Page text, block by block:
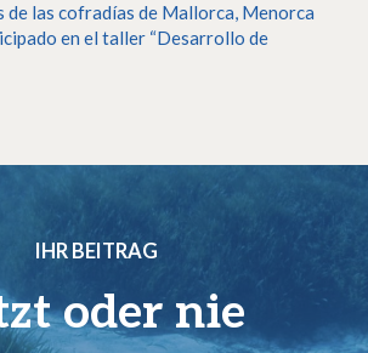
de las cofradías de Mallorca, Menorca
en el taller “Desarrollo de
IHR BEITRAG
oder nie